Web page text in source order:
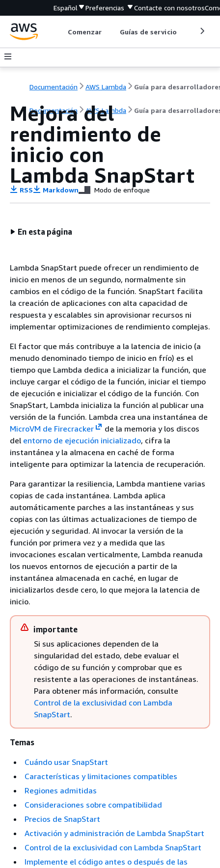
Español Preferencias Contacte con nosotros
Comenzar Guías de servicio
Documentación AWS Lambda Guía para
Documentación AWS Lambda Guía para
Mejora del
rendimiento de
inicio con
Lambda SnapStart
RSS Markdown Modo de enfoque
En esta página
Lambda SnapStart puede ofrecer un rendimiento de
inicio en menos de un segundo, normalmente sin
cambios en el código de la función. SnapStart facilita
la creación de aplicaciones con alta capacidad de
respuesta y escalables sin aprovisionar recursos ni
implementar optimizaciones de rendimiento complejas.
El factor que más contribuye a la latencia de inicio (a
menudo denominado tiempo de inicio en frío) es el
tiempo que Lambda dedica a inicializar la función, que
incluye cargar el código de la función, iniciar el tiempo
de ejecución e inicializar el código de la función. Con
SnapStart, Lambda inicializa la función al publicar una
versión de la función. Lambda crea una instantánea de
MicroVM de Firecracker
de la memoria y los discos
del entorno de ejecución inicializado, cifra la
instantánea y la almacena en caché de forma
inteligente para optimizar la latencia de recuperación.
Para garantizar la resiliencia, Lambda mantiene varias
copias de cada instantánea. Lambda aplica
automáticamente parches a las instantáneas y sus
copias con las últimas actualizaciones de tiempo de
ejecución y seguridad. Al invocar la versión de la
función por primera vez y a medida que las
invocaciones escalan verticalmente, Lambda reanuda
los nuevos entornos de ejecución a partir de la
instantánea almacenada en caché, en lugar de
inicializarlos desde cero, lo que mejora la latencia de
inicio.
importante
Si sus aplicaciones dependen de la
singularidad del estado, debe evaluar el
código de su función y comprobar que es
resistente a las operaciones de instantáneas.
Para obtener más información, consulte
Control de la exclusividad con Lambda
SnapStart.
Temas
Cuándo usar SnapStart
Características y limitaciones compatibles
Regiones admitidas
Consideraciones sobre compatibilidad
Precios de SnapStart
Activación y administración de Lambda SnapStart
Control de la exclusividad con Lambda SnapStart
Implemente el código antes o después de las